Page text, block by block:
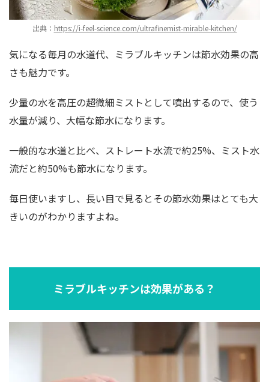
出典： https://i-feel-science.com/ultrafinemist-mirable-kitchen/
気になる毎月の水道代、ミラブルキッチンは節水効果の高
さも魅力です。
少量の水を高圧の超微細ミストとして噴出するので、使う
水量が減り、大幅な節水になります。
一般的な水道と比べ、ストレート水流で約25%、ミスト水
流だと約50%も節水になります。
毎日使いますし、長い目で見るとその節水効果はとても大
きいのがわかりますよね。
ミラブルキッチンは効果がある？